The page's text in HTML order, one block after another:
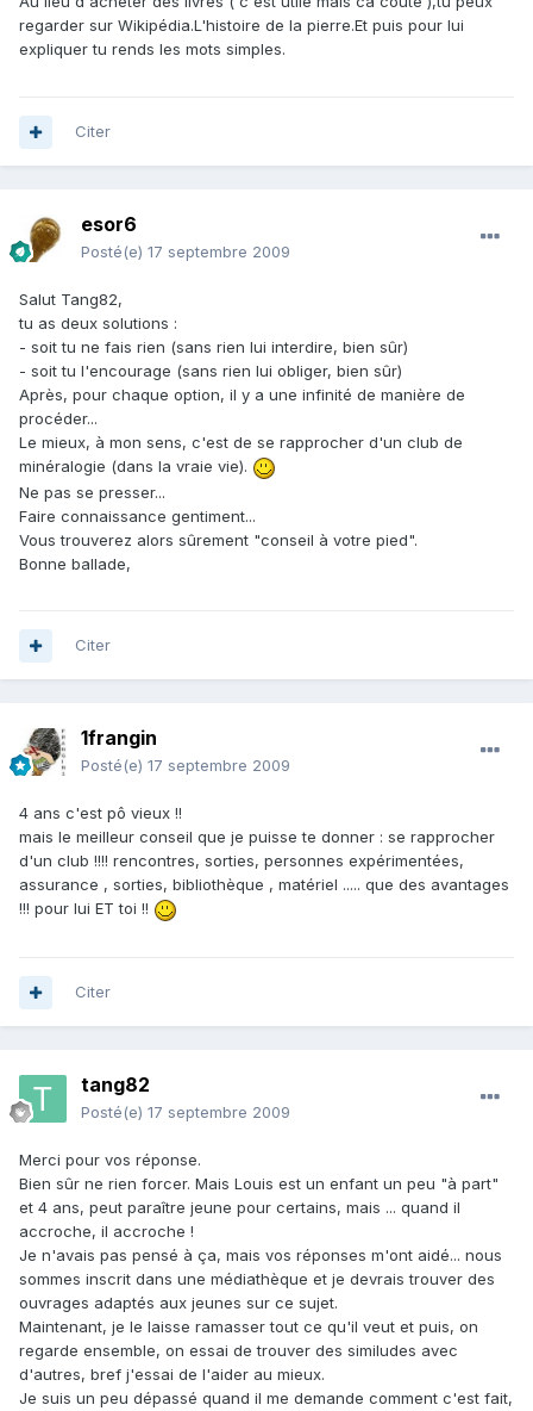
regarder sur Wikipédia.L'histoire de la pierre.Et puis pour lui
expliquer tu rends les mots simples.
Citer
esor6
Posté(e) 17 septembre 2009
Salut Tang82,
tu as deux solutions :
- soit tu ne fais rien (sans rien lui interdire, bien sûr)
- soit tu l'encourage (sans rien lui obliger, bien sûr)
Après, pour chaque option, il y a une infinité de manière de
procéder...
Le mieux, à mon sens, c'est de se rapprocher d'un club de
minéralogie (dans la vraie vie).
Ne pas se presser...
Faire connaissance gentiment...
Vous trouverez alors sûrement "conseil à votre pied".
Bonne ballade,
Citer
1frangin
Posté(e) 17 septembre 2009
4 ans c'est pô vieux !!
mais le meilleur conseil que je puisse te donner : se rapprocher
d'un club !!!! rencontres, sorties, personnes expérimentées,
assurance , sorties, bibliothèque , matériel ..... que des avantages
!!! pour lui ET toi !!
Citer
tang82
Posté(e) 17 septembre 2009
Merci pour vos réponse.
Bien sûr ne rien forcer. Mais Louis est un enfant un peu "à part"
et 4 ans, peut paraître jeune pour certains, mais ... quand il
accroche, il accroche !
Je n'avais pas pensé à ça, mais vos réponses m'ont aidé... nous
sommes inscrit dans une médiathèque et je devrais trouver des
ouvrages adaptés aux jeunes sur ce sujet.
Maintenant, je le laisse ramasser tout ce qu'il veut et puis, on
regarde ensemble, on essai de trouver des similudes avec
d'autres, bref j'essai de l'aider au mieux.
Je suis un peu dépassé quand il me demande comment c'est fait,